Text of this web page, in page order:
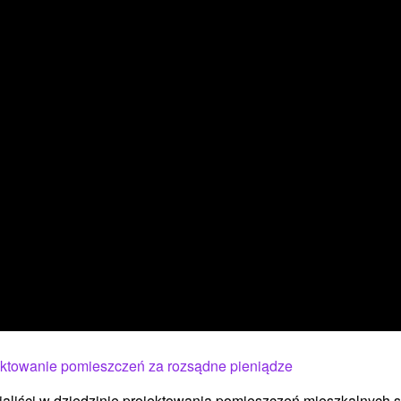
pomieszczeń za rozsądne pieniądze